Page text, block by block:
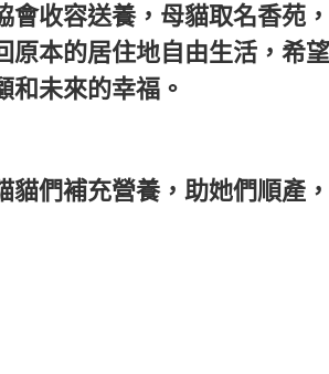
會收容送養，母貓取名香苑
原本的居住地自由生活，希
和未來的幸福。
貓們補充營養，助她們順產